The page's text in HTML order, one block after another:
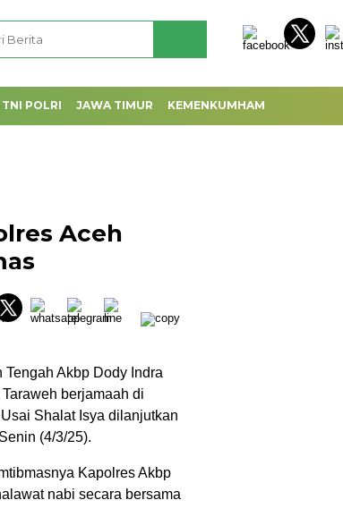
TNI POLRI JAWA TIMUR KEMENKUMHAM
Aceh
Tengah Akbp Dody Indra
berjamaah di
Shalat Isya dilanjutkan
(4/3/25).
Kapolres Akbp
nabi secara bersama